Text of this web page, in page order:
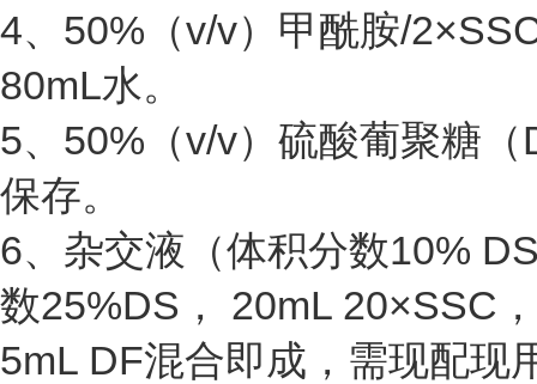
4、50%（v/v）甲酰胺/
80mL水。
5、50%（v/v）硫酸葡聚糖
保存。
6、杂交液（体积分数10%
数25%DS， 20mL 20×SSC
5mL DF混合即成，需现配现